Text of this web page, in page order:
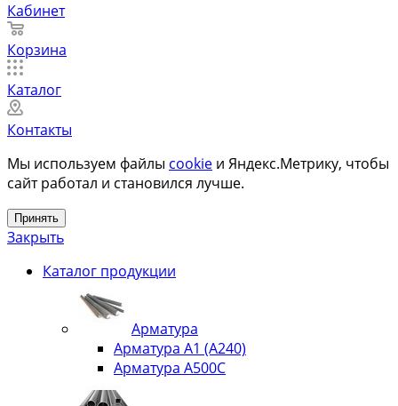
Кабинет
Корзина
Каталог
Контакты
Мы используем файлы cookie и Яндекс.Метрику, чтобы
сайт работал и становился лучше.
Принять
Закрыть
Каталог продукции
Арматура
Арматура А1 (А240)
Арматура А500С